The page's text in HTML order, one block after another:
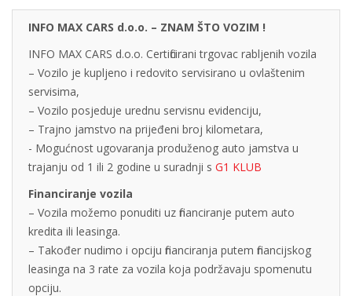
INFO MAX CARS d.o.o. – ZNAM ŠTO VOZIM !
INFO MAX CARS d.o.o. Certificirani trgovac rabljenih vozila
– Vozilo je kupljeno i redovito servisirano u ovlaštenim
servisima,
– Vozilo posjeduje urednu servisnu evidenciju,
– Trajno jamstvo na prijeđeni broj kilometara,
- Mogućnost ugovaranja produženog auto jamstva u
trajanju od 1 ili 2 godine u suradnji s G1 KLUB
Financiranje vozila
– Vozila možemo ponuditi uz financiranje putem auto
kredita ili leasinga.
– Također nudimo i opciju financiranja putem financijskog
leasinga na 3 rate za vozila koja podržavaju spomenutu
opciju.